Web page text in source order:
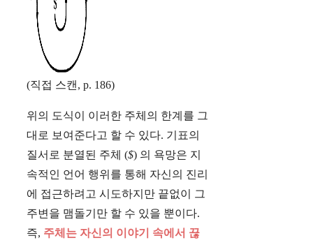
(직접 스캔, p. 186)
위의 도식이 이러한 주체의 한계를 그
대로 보여준다고 할 수 있다. 기표의
질서로 분열된 주체 ($) 의 욕망은 지
속적인 언어 행위를 통해 자신의 진리
에 접근하려고 시도하지만 끝없이 그
주변을 맴돌기만 할 수 있을 뿐이다.
즉, 주체는 자신의 이야기 속에서 끊